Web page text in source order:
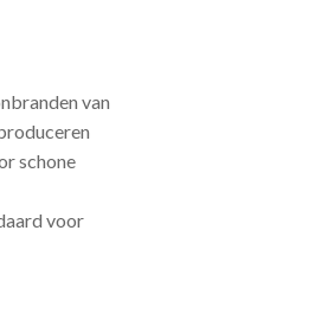
van
schone
voor